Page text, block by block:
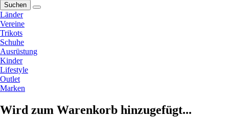
Suchen
Länder
Vereine
Trikots
Schuhe
Ausrüstung
Kinder
Lifestyle
Outlet
Marken
Wird zum Warenkorb hinzugefügt...